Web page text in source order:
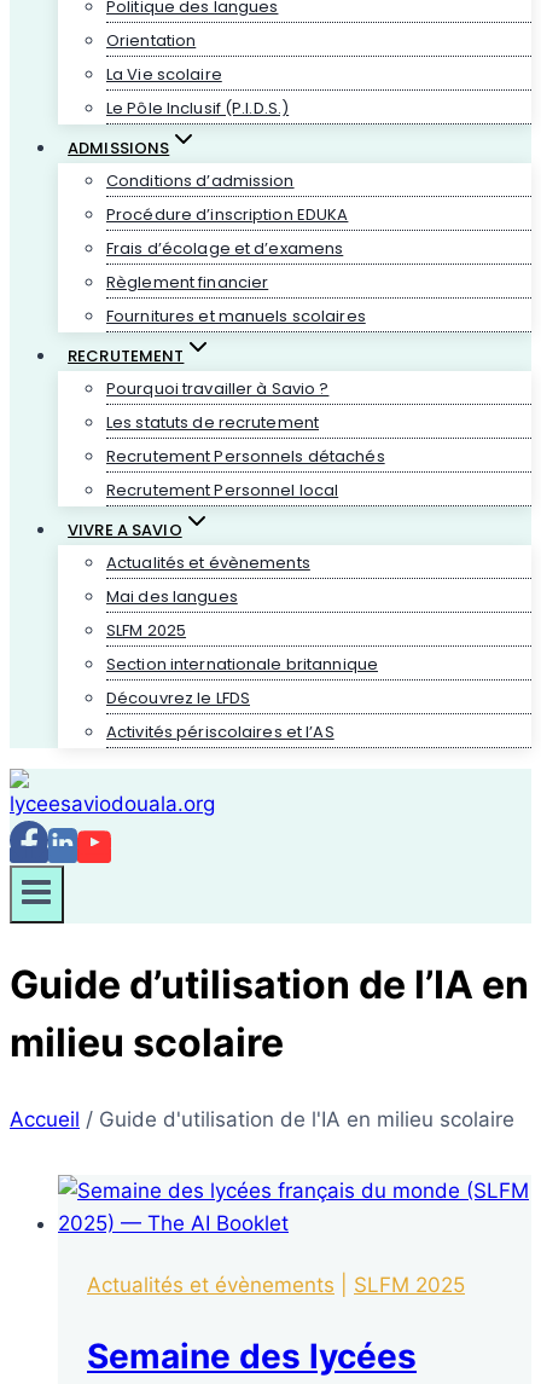
Politique des langues
Orientation
La Vie scolaire
Le Pôle Inclusif (P.I.D.S.)
ADMISSIONS
Conditions d’admission
Procédure d’inscription EDUKA
Frais d’écolage et d’examens
Règlement financier
Fournitures et manuels scolaires
RECRUTEMENT
Pourquoi travailler à Savio ?
Les statuts de recrutement
Recrutement Personnels détachés
Recrutement Personnel local
VIVRE A SAVIO
Actualités et évènements
Mai des langues
SLFM 2025
Section internationale britannique
Découvrez le LFDS
Activités périscolaires et l’AS
Guide d’utilisation de l’IA en
milieu scolaire
Accueil / Guide d'utilisation de l'IA en milieu scolaire
Actualités et évènements SLFM 2025
Semaine des lycées